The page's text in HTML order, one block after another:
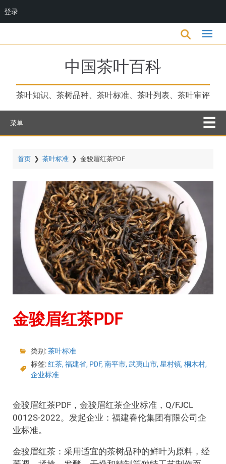
到
中国茶叶百科
茶叶知识、茶树品种、茶叶标准、茶叶列表、茶叶审评
菜单
首页 ❯ 茶叶标准 ❯ 金骏眉红茶PDF
金骏眉红茶PDF
类别:茶叶标准
标签:红茶, 福建省, PDF, 南平市, 武夷山市, 星村镇, 桐木村,
企业标准
金骏眉红茶PDF，金骏眉红茶企业标准，Q/FJCL
0012S-2022。发起企业：福建春伦集团有限公司企
业标准。
金骏眉红茶：采用适宜的茶树品种的鲜叶为原料，经
登录